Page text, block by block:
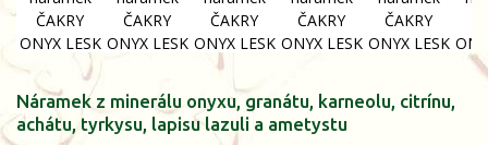
Náramek z minerálu onyxu, granátu, karneolu, citrínu,
achátu, tyrkysu, lapisu lazuli a ametystu